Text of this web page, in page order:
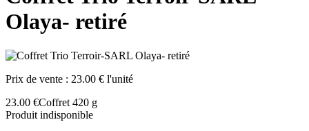
Olaya- retiré
Prix de vente : 23.00 € l'unité
23.00 €Coffret 420 g
Produit indisponible